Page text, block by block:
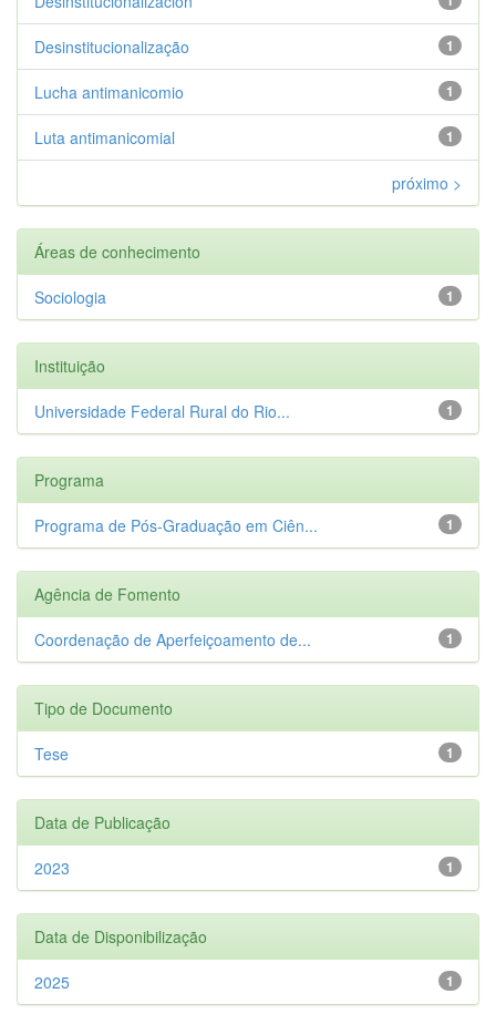
1
Desinstitucionalização
1
Lucha antimanicomio
1
Luta antimanicomial
próximo >
Áreas de conhecimento
1
Sociologia
Instituição
1
Universidade Federal Rural do Rio...
Programa
1
Programa de Pós-Graduação em Ciên...
Agência de Fomento
1
Coordenação de Aperfeiçoamento de...
Tipo de Documento
1
Tese
Data de Publicação
1
2023
Data de Disponibilização
1
2025